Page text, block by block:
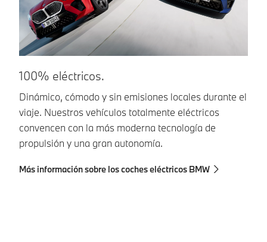
100% eléctricos.
Dinámico, cómodo y sin emisiones locales durante el
viaje. Nuestros vehículos totalmente eléctricos
convencen con la más moderna tecnología de
propulsión y una gran autonomía.
Más información sobre los coches eléctricos BMW